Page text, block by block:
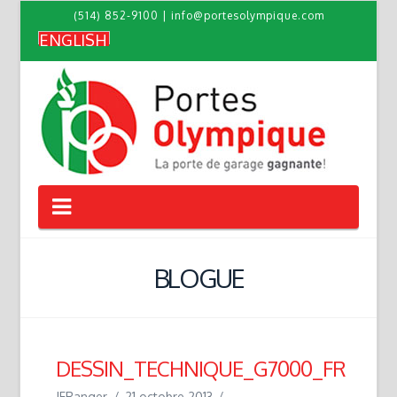
(514) 852-9100 info@portesolympique.com
ENGLISH
Navigation
BLOGUE
DESSIN_TECHNIQUE_G7000_FR